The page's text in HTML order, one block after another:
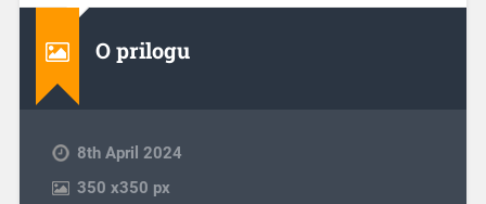
O prilogu
8th April 2024
350 x350 px